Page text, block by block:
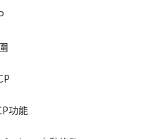
功能